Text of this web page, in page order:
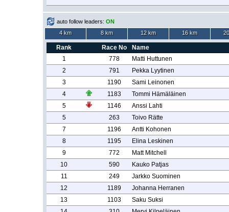
auto follow leaders: ON
4 km
8 km 12 km 16 km
Rank Race No
Name
1
778
Matti Huttunen
2
791
Pekka Lyytinen
3
1190
Sami Leinonen
4
1183
Tommi Hämäläinen
5
1146
Anssi Lahti
5
263
Toivo Rätte
7
1196
Antti Kohonen
8
1195
Elina Leskinen
9
772
Matt Mitchell
10
590
Kauko Patjas
11
249
Jarkko Suominen
12
1189
Johanna Herranen
13
1103
Saku Suksi